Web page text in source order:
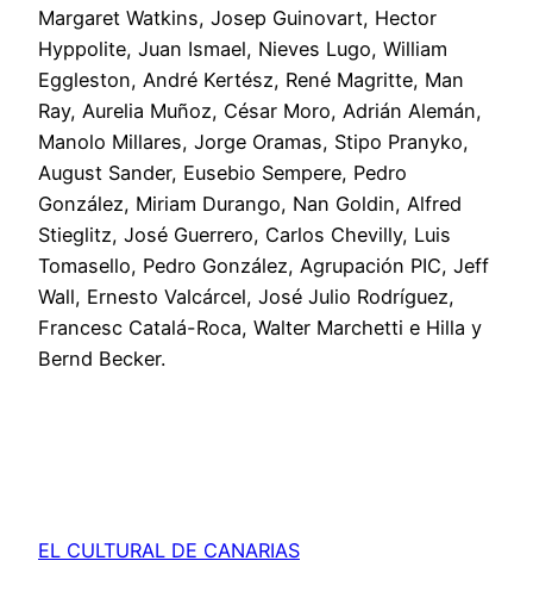
Margaret Watkins, Josep Guinovart, Hector
Hyppolite, Juan Ismael, Nieves Lugo, William
Eggleston, André Kertész, René Magritte, Man
Ray, Aurelia Muñoz, César Moro, Adrián Alemán,
Manolo Millares, Jorge Oramas, Stipo Pranyko,
August Sander, Eusebio Sempere, Pedro
González, Miriam Durango, Nan Goldin, Alfred
Stieglitz, José Guerrero, Carlos Chevilly, Luis
Tomasello, Pedro González, Agrupación PIC, Jeff
Wall, Ernesto Valcárcel, José Julio Rodríguez,
Francesc Catalá-Roca, Walter Marchetti e Hilla y
Bernd Becker.
EL CULTURAL DE CANARIAS